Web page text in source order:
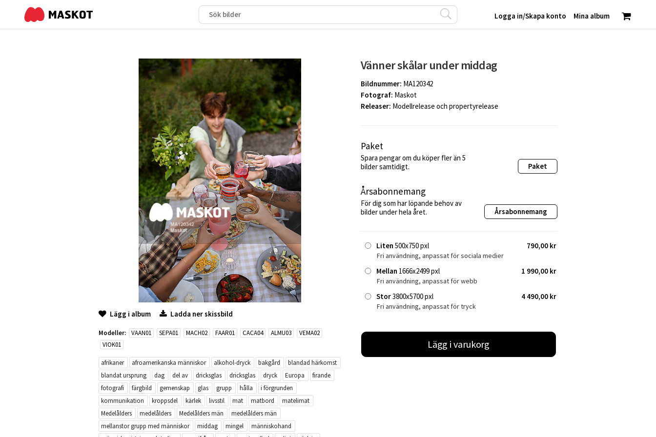
Mina album
Logga in/Skapa konto
Lägg i album Ladda ner skissbild
Modeller: VAAN01 SEPA01 MACH02 FAAR01 CACA04 ALMU03
VEMA02
VIOK01
afrikaner afroamerikanska människor alkohol-dryck bakgård
blandad härkomst
blandat ursprung
dag del av dricksglas dricksglas dryck Europa
firande
fotografi
färgbild gemenskap glas grupp hålla
i förgrunden
kommunikation
kroppsdel kärlek livsstil mat matbord
matelimat
Medelålders
medelålders Medelålders män
medelålders män
mellanstor grupp med människor
middag mingel
människohand
Vänner skålar under middag
Bildnummer: MA120342
Fotograf: Maskot
Releaser: Modellrelease och propertyrelease
Paket
Spara pengar om du köper fler än 5
bilder samtidigt.
Paket
Årsabonnemang
För dig som har löpande behov av
bilder under hela året.
Årsabonnemang
Liten 500x750 pxl 790,00 kr
Fri användning, anpassat för sociala medier
Mellan 1666x2499 pxl 1 990,00 kr
Fri användning, anpassat för webb
Stor3800x5700 pxl 4 490,00 kr
Fri användning, anpassat för tryck
Lägg i varukorg